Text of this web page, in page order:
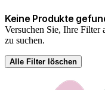
Keine Produkte
Versuchen Sie, Ihre Filter
zu suchen.
Alle Filter löschen